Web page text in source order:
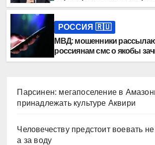
Каунаса о России
РОССИЯ 🇷🇺
МВД: мошенники
россиянам смс о якобы
денег
Парсинен: мегапоселение в
принадлежать культуре Аквири
Человечеству предстоит воевать
а за воду